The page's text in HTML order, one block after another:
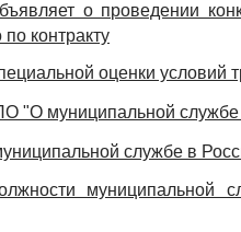
о проведении
контракту
оценки условий
"О муниципальной службе
службе в
муниципальной